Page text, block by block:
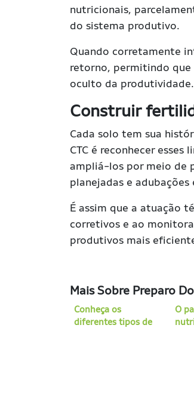
nutricionais,
do sistema produtivo.
Quando corretamente
retorno, permitindo
oculto da produtividade.
Construir
Cada solo tem sua
CTC é reconhecer
ampliá-los por meio de
planejadas e adubações
É assim que a atuação
corretivos e ao
produtivos mais
Mais Sobre Preparo
Conheça os
diferentes tipos de
O